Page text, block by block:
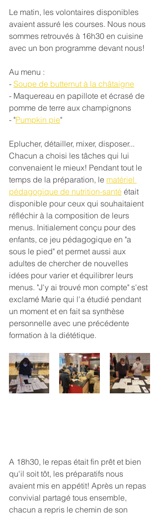
Le matin, les volontaires disponibles
avaient assuré les courses. Nous nous
sommes retrouvés à 16h30 en cuisine
avec un bon programme devant nous!
Au menu :
- Soupe de butternut à la châtaigne
- Maquereau en papillote et écrasé de
pomme de terre aux champignons
- "Pumpkin pie"
Eplucher, détailler, mixer, disposer...
Chacun a choisi les tâches qui lui
convenaient le mieux! Pendant tout le
temps de la préparation, le matériel
pédagogique de nutrition-santé était
disponible pour ceux qui souhaitaient
réfléchir à la composition de leurs
menus. Initialement conçu pour des
enfants, ce jeu pédagogique en "a
sous le pied" et permet aussi aux
adultes de chercher de nouvelles
idées pour varier et équilibrer leurs
menus. "J'y ai trouvé mon compte" s'est
exclamé Marie qui l'a étudié pendant
un moment et en fait sa synthèse
personnelle avec une précédente
formation à la diététique.
A 18h30, le repas était fin prêt et bien
qu'il soit tôt, les préparatifs nous
avaient mis en appétit! Après un repas
convivial partagé tous ensemble,
chacun a repris le chemin de son